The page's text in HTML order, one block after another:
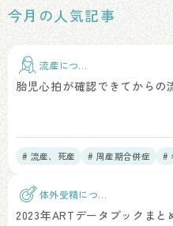
今月の人気記事
流産につい
胎児心拍が確認できてからの
# 流産、死産 # 周産期合併症 #
体外受精につい
て
2023年ARTデータブックまと